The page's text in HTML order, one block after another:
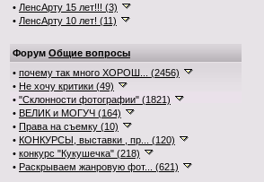
• ЛенсАрту 15 лет!!! (3)
• ЛенсАрту 10 лет! (11)
Форум Общие вопросы
• почему так много ХОРОШ... (2456)
• Не хочу критики (49)
• "Склонности фотографии" (1821)
• ВЕЛИК и МОГУЧ (164)
• Права на съемку (10)
• КОНКУРСЫ, выставки , пр... (120)
• конкурс "Кукушечка" (218)
• Раскрываем жанровую фот... (621)